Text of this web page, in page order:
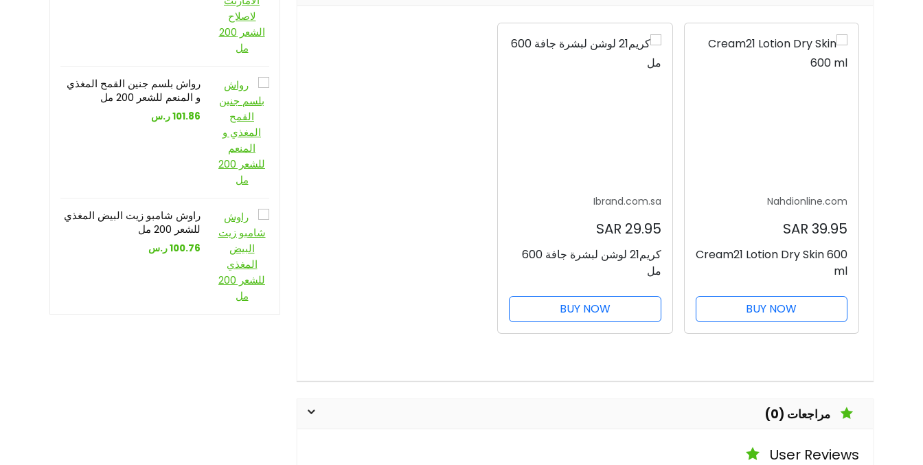
Nahdionline.com
39.95 SAR
Cream21 Lotion Dry Skin 600
ml
BUY NOW
Ibrand.com.sa
29.95 SAR
كريم21 لوشن لبشرة جافة 600
مل
BUY NOW
مراجعات (0)
User Reviews
رواش بلسم جنين القمح المغذي
و المنعم للشعر 200 مل
101.86ر.س
راوش شامبو زيت البيض المغذي
للشعر 200 مل
100.76ر.س